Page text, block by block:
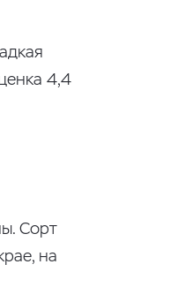
4,4
Сорт
на